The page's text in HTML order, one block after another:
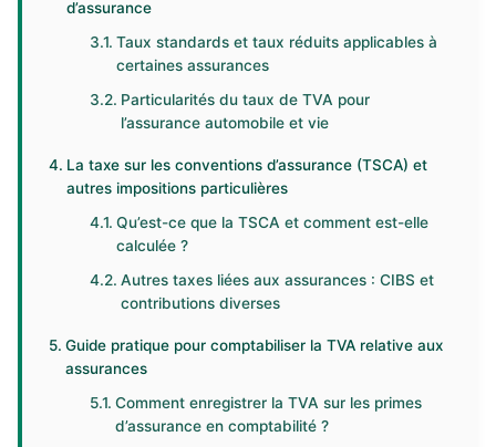
d’assurance
Taux standards et taux réduits applicables à
certaines assurances
Particularités du taux de TVA pour
l’assurance automobile et vie
La taxe sur les conventions d’assurance (TSCA) et
autres impositions particulières
Qu’est-ce que la TSCA et comment est-elle
calculée ?
Autres taxes liées aux assurances : CIBS et
contributions diverses
Guide pratique pour comptabiliser la TVA relative aux
assurances
Comment enregistrer la TVA sur les primes
d’assurance en comptabilité ?